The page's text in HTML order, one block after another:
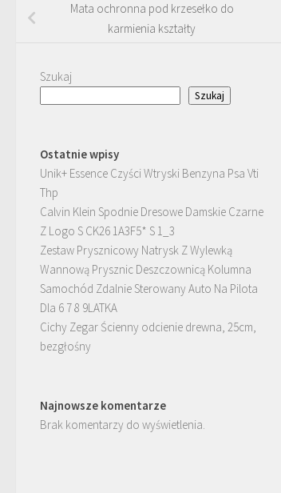
Mata ochronna pod krzesełko do
karmienia kształty
Szukaj
Szukaj
Ostatnie wpisy
Unik+ Essence Czyści Wtryski Benzyna Psa Vti
Thp
Calvin Klein Spodnie Dresowe Damskie Czarne
Z Logo S CK26 1A3F5* S 1_3
Zestaw Prysznicowy Natrysk Z Wylewką
Wannową Prysznic Deszczownicą Kolumna
Samochód Zdalnie Sterowany Auto Na Pilota
Dla 6 7 8 9LATKA
Cichy Zegar Ścienny odcienie drewna, 25cm,
bezgłośny
Najnowsze komentarze
Brak komentarzy do wyświetlenia.